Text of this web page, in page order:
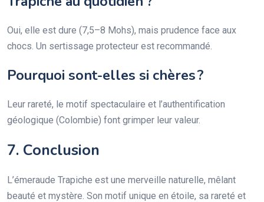
Oui, elle est dure (7,5–8 Mohs), mais prudence face aux
chocs. Un sertissage protecteur est recommandé.
Pourquoi sont-elles si chères ?
Leur rareté, le motif spectaculaire et l’authentification
géologique (Colombie) font grimper leur valeur.
7. Conclusion
L’émeraude Trapiche est une merveille naturelle, mêlant
beauté et mystère. Son motif unique en étoile, sa rareté et